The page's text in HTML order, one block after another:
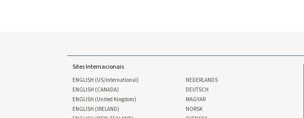
Sites Internacionais
ENGLISH (US/International)
ENGLISH (CANADA)
ENGLISH (United Kingdom)
ENGLISH (IRELAND)
NEDERLANDS
DEUTSCH
MAGYAR
NORSK